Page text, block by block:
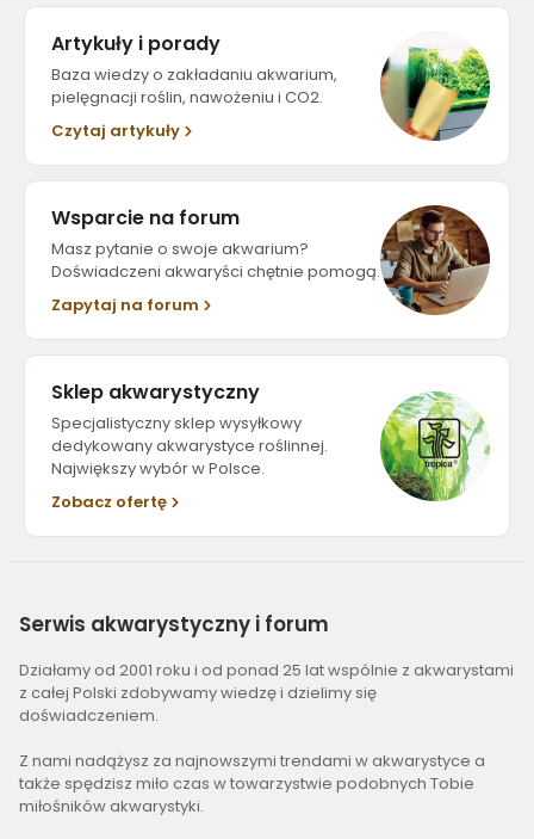
Artykuły i porady
Baza wiedzy o zakładaniu akwarium,
pielęgnacji roślin, nawożeniu i CO2.
Czytaj artykuły
Wsparcie na forum
Masz pytanie o swoje akwarium?
Doświadczeni akwaryści chętnie pomogą.
Zapytaj na forum
Sklep akwarystyczny
Specjalistyczny sklep wysyłkowy
dedykowany akwarystyce roślinnej.
Największy wybór w Polsce.
Zobacz ofertę
Serwis akwarystyczny i forum
Działamy od 2001 roku i od ponad 25 lat wspólnie z akwarystami
z całej Polski zdobywamy wiedzę i dzielimy się
doświadczeniem.
Z nami nadążysz za najnowszymi trendami w akwarystyce a
także spędzisz miło czas w towarzystwie podobnych Tobie
miłośników akwarystyki.